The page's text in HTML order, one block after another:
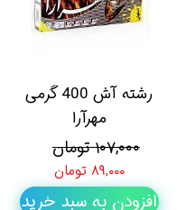
رشته آش 400 گرمی
مهرآرا
۱۰۷,۰۰۰ تومان
۸۹,۰۰۰ تومان
افزودن به سبد خرید